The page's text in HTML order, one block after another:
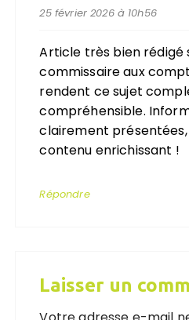
25 février 2026 à 10h56
Article très bien rédigé
commissaire aux
rendent ce sujet
compréhensible.
clairement
contenu enrichissant !
Répondre
Laisser un